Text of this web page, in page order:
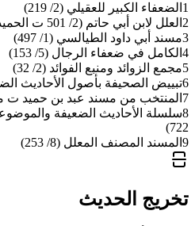
1 الضعفاء الكبير للعقيلي (2/ 219)
2 العلل لابن أبي حاتم (2/ 501 ت الحميد)
3مسند أبي داود الطيالسي (1/ 497)
4 الكامل في ضعفاء الرجال (5/ 153)
5مجمع الزوائد ومنبع الفوائد (2/ 32)
6تبييض الصحيفة بأصول الأحاديث
7 المنتخب من مسند عبد بن حميد ت
8
722)
9 المسند المصنف المعلل (8/ 253)
تخريج الحديث